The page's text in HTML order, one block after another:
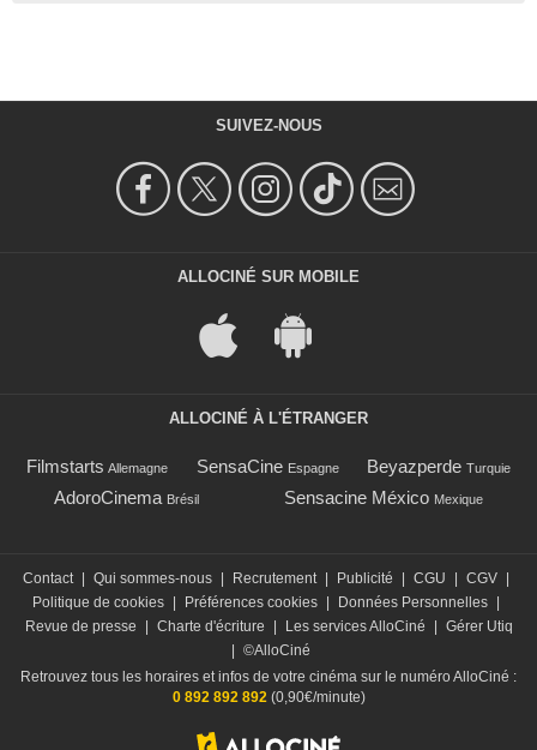
SUIVEZ-NOUS
ALLOCINÉ SUR MOBILE
ALLOCINÉ À L'ÉTRANGER
Filmstarts Allemagne SensaCine Espagne Beyazperde Turquie
AdoroCinema Brésil Sensacine México Mexique
Contact Qui sommes-nous Recrutement Publicité CGU CGV
Politique de cookies
Préférences cookies Données Personnelles
Revue de presse
Charte d'écriture Les services AlloCiné
Gérer Utiq
©AlloCiné
Retrouvez tous les horaires et infos de votre cinéma sur le numéro AlloCiné :
0 892 892 892(0,90€/minute)